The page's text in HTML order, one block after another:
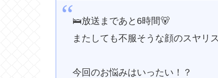
🛌放送まであと6時間🐻
またしても不服そうな顔のスヤリス
今回のお悩みはいったい！？